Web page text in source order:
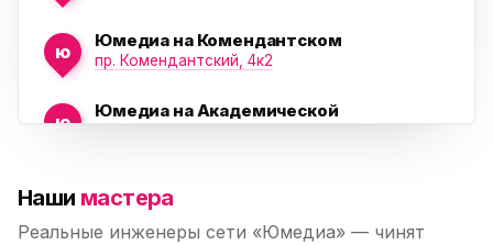
ю
Юмедиа на Комендантском
пр. Комендантский, 4к2
ю
Юмедиа на Академической
ю Морская набережная, 35
Наши мастера
Реальные инженеры сети «Юмедиа» — чинят